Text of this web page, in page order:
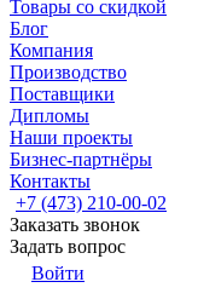
Товары со скидкой
Блог
Компания
Производство
Поставщики
Дипломы
Наши проекты
Бизнес-партнёры
Контакты
+7 (473) 210-00-02
Заказать звонок
Задать вопрос
Войти